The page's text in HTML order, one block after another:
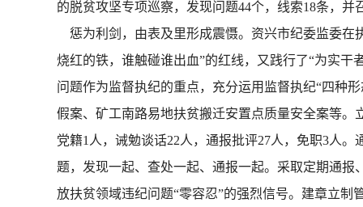
的脱贫攻坚专项巡察，发现问题44个，线索18条，
惩为利剑，由表及里形成震慑。资兴市纪委监委在
烧红的铁，谁触碰谁出血”的红线，又践行了“为实
问题作为监督执纪的重点，充分运用监督执纪“四种
假案、矿工南路易地扶贫搬迁安置点质量安全案等。
党籍1人，诫勉谈话22人，通报批评27人，免职3人
题，发现一起、查处一起、通报一起。采取定期通
放扶贫领域违纪问题“零容忍”的强烈信号。建章立